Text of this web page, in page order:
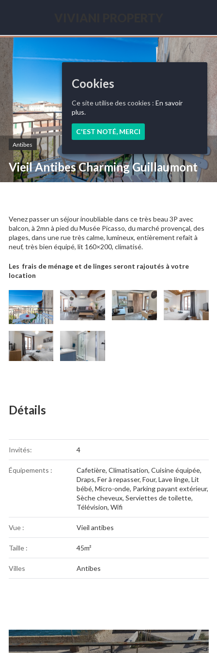
renting
French
Riviera
Antibes
Vieil Antibes Charming Guillaumont
Venez passer un séjour inoubliable dans ce très beau 3P avec
balcon, à 2mn à pied du Musée Picasso, du marché provençal, des
plages, dans une rue très calme, lumineux, entièrement refait à
neuf, très bien équipé, lit 160×200, climatisé.
Les frais de ménage et de linges seront rajoutés à votre
location
Détails
Invités: 4
Équipements : Cafetière, Climatisation, Cuisine équipée,
Draps, Fer à repasser, Four, Lave linge, Lit
bébé, Micro-onde, Parking payant extérieur,
Sèche cheveux, Serviettes de toilette,
Télévision, Wifi
Vue : Vieil antibes
Taille : 45m²
Villes Antibes
Navigation
Cookies
Ce site utilise des cookies : En savoir
plus.
C'EST NOTÉ, MERCI